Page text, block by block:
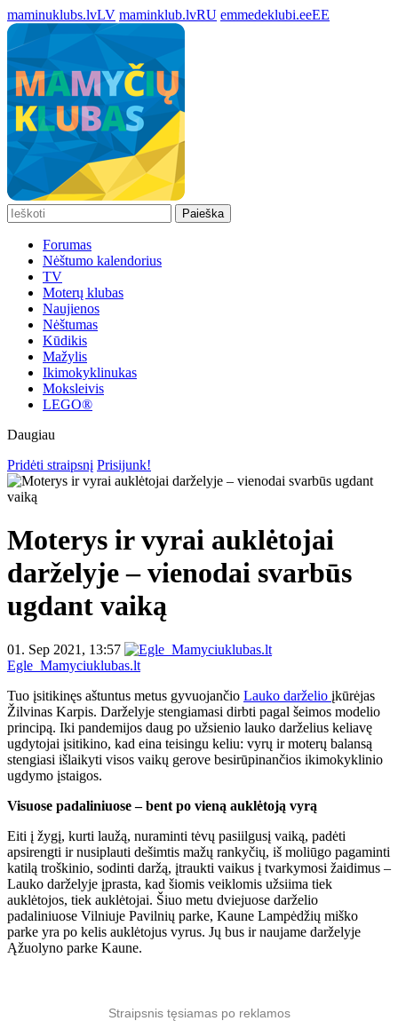
maminuklubs.lvLV maminklub.lvRU emmedeklubi.eeEE
Paieška
Forumas
Nėštumo kalendorius
TV
Moterų klubas
Naujienos
Nėštumas
Kūdikis
Mažylis
Ikimokyklinukas
Moksleivis
LEGO®
Daugiau
Pridėti straipsnį Prisijunk!
Moterys ir vyrai auklėtojai
darželyje – vienodai svarbūs
ugdant vaiką
01. Sep 2021, 13:57
Egle_Mamyciuklubas.lt
Tuo įsitikinęs aštuntus metus gyvuojančio Lauko darželio įkūrėjas
Žilvinas Karpis. Darželyje stengiamasi dirbti pagal šeimos modelio
principą. Iki pandemijos daug po užsienio lauko darželius keliavę
ugdytojai įsitikino, kad eina teisingu keliu: vyrų ir moterų balansą
stengiasi išlaikyti visos vaikų gerove besirūpinančios ikimokyklinio
ugdymo įstaigos.
Visuose padaliniuose – bent po vieną auklėtoją vyrą
Eiti į žygį, kurti laužą, nuraminti tėvų pasiilgusį vaiką, padėti
apsirengti ir nusiplauti dešimtis mažų rankyčių, iš moliūgo pagaminti
katilą troškinio, sodinti daržą, įtraukti vaikus į tvarkymosi žaidimus –
Lauko darželyje įprasta, kad šiomis veiklomis užsiima tiek
auklėtojos, tiek auklėtojai. Šiuo metu dviejuose darželio
padaliniuose Vilniuje Pavilnių parke, Kaune Lampėdžių miško
parke yra po kelis auklėtojus vyrus. Jų bus ir naujame darželyje
Ąžuolyno parke Kaune.
Straipsnis tęsiamas po reklamos